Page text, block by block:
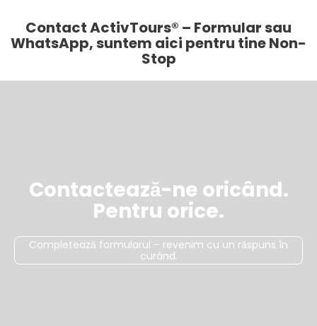
Contact ActivTours® – Formular sau
WhatsApp, suntem aici pentru tine Non-
Stop
Contactează-ne oricând.
Pentru orice.
Completează formularul – revenim cu un răspuns în
curând.